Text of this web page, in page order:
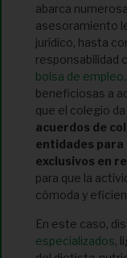
abarca
asesoramiento
jurídico, hasta
responsabilidad
bolsa de empleo,
beneficiosas a
que el colegio
acuerdos de
entidades
exclusivos en
para que la
cómoda y
En este caso,
especializados,